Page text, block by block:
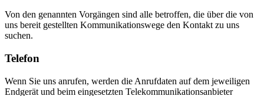
Von den genannten Vorgängen sind alle betroffen, die über die von
uns bereit gestellten Kommunikationswege den Kontakt zu uns
suchen.
Telefon
Wenn Sie uns anrufen, werden die Anrufdaten auf dem jeweiligen
Endgerät und beim eingesetzten Telekommunikationsanbieter